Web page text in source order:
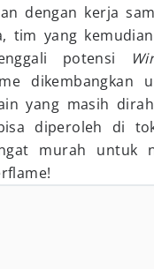
dengan kerja
tim yang
potensi
dikembangkan
yang masih
diperoleh di
murah untuk